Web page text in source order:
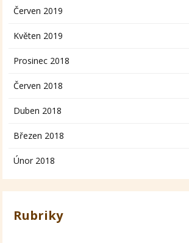
Červen 2019
Květen 2019
Prosinec 2018
Červen 2018
Duben 2018
Březen 2018
Únor 2018
Rubriky